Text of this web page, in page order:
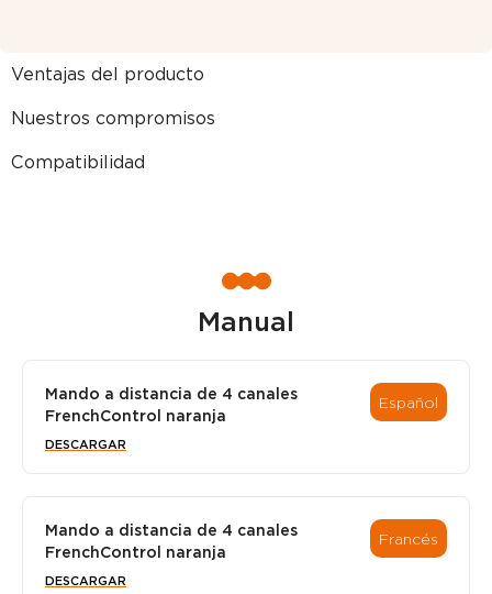
Ventajas del producto
Nuestros compromisos
Compatibilidad
Manual
Mando a distancia de 4 canales
FrenchControl naranja
Español
DESCARGAR
Mando a distancia de 4 canales
FrenchControl naranja
Francés
DESCARGAR